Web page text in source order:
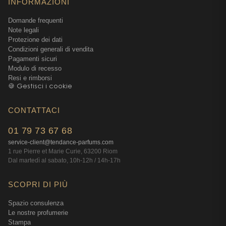
aromatico e fondo legnoso ne fa una fragranza
completa, capace di adattare il proprio carattere a
ogni momento. È un profumo concepito per gli uomini
moderni, fiduciosi e in movimento.
Un equilibrio perfetto tra freschezza e
profondità
conferiscono tenuta. Questo equilibrio ne fa un
Un profumo per tutte le stagioni
primavera e l'estate, ma la sua base legnosa gli
senza perdere eleganza. Versatile, si adatta a tutti gli
stili e a tutte le occasioni.
Domande frequenti
Note legali
Protezione dei dati
Condizioni generali di vendita
Pagamenti sicuri
Modulo di recesso
Resi e rimborsi
🍪 Gestisci i cookie
CONTATTACI
01 79 73 67 68
service-client@tendance-parfums.com
1 rue Pierre et Marie Curie, 63200 Riom
Dal martedì al sabato, 10h-12h / 14h-17h
SCOPRI DI PIÙ
Spazio consulenza
Le nostre profumerie
Stampa